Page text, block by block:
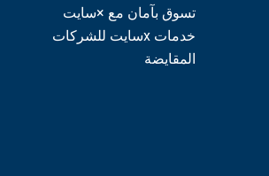
تسوق بآمان مع ×سايت
خدمات xسايت للشركات
المقايضة